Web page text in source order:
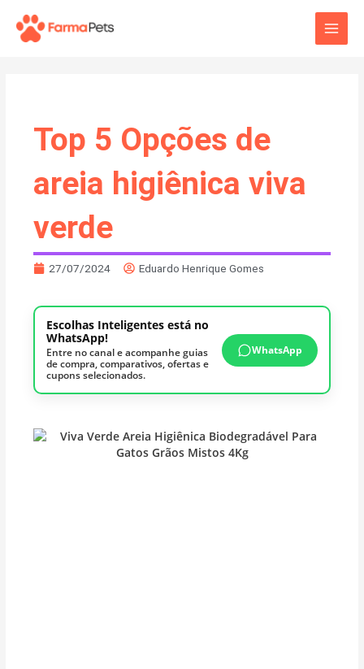
para
Main
Top 5 Opções de
areia higiênica viva
verde
27/07/2024 Eduardo Henrique Gomes
Escolhas Inteligentes está no
WhatsApp!
Entre no canal e acompanhe guias
de compra, comparativos, ofertas e
cupons selecionados.
WhatsApp